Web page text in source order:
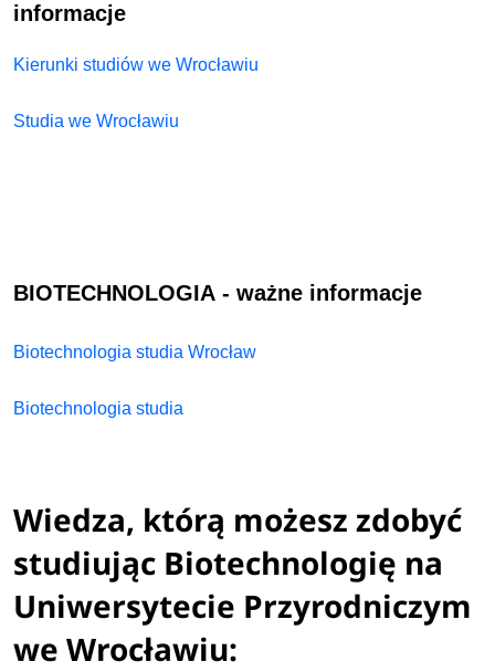
informacje
Kierunki studiów we Wrocławiu
Studia we Wrocławiu
BIOTECHNOLOGIA - ważne informacje
Biotechnologia studia Wrocław
Biotechnologia studia
Wiedza, którą możesz zdobyć
studiując Biotechnologię na
Uniwersytecie Przyrodniczym
we Wrocławiu: